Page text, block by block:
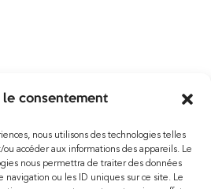
consentement
nous utilisons des technologies telles
accéder aux informations des appareils. Le
nous permettra de traiter des données
ou les ID uniques sur ce site. Le
André-lez-Lille